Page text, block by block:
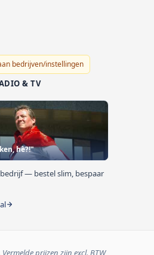
bedrijven/instellingen
& TV
hè?!"
— bestel slim, bespaar
prijzen zijn excl. BTW